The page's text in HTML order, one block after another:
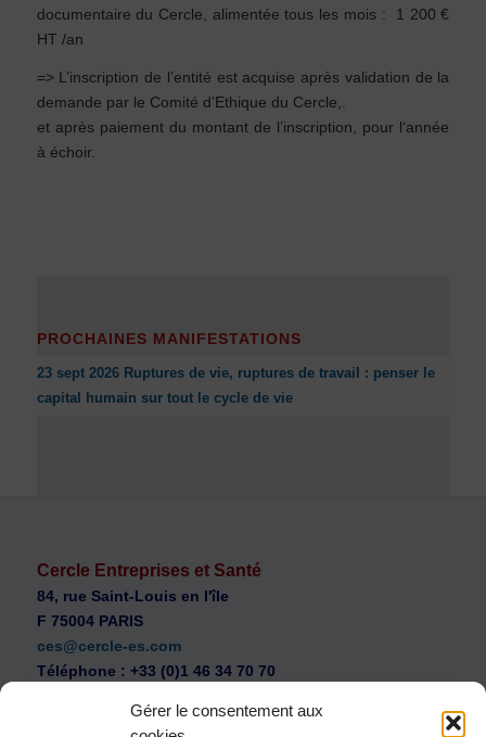
Gérer le consentement aux
documentaire du Cercle, alimentée tous les mois : 1 200 €
HT /an
=> L’inscription de l’entité est acquise après validation de la
demande par le Comité d’Ethique du Cercle,.
et après paiement du montant de l’inscription, pour l‘année
à échoir.
PROCHAINES MANIFESTATIONS
23 sept 2026 Ruptures de vie, ruptures de travail : penser le
capital humain sur tout le cycle de vie
Cercle Entreprises et Santé
84, rue Saint-Louis en l'île
F 75004 PARIS
ces@cercle-es.com
Téléphone : +33 (0)1 46 34 70 70